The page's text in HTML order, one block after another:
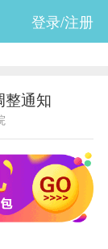
登录/注册
整通知